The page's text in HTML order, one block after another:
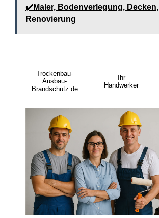
✔️Maler, Bodenverlegung, Decken,
Renovierung
Trockenbau-
Ausbau-
Brandschutz.de
Ihr
Handwerker